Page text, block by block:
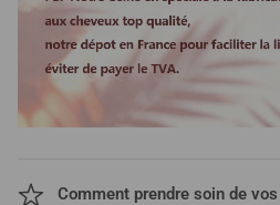
Comment prendre soin de